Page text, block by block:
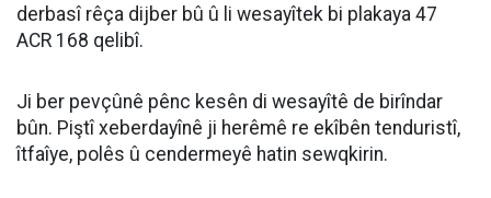
derbasî rêça dijber bû û li wesayîtek bi plakaya 47
ACR 168 qelibî.
Ji ber pevçûnê pênc kesên di wesayîtê de birîndar
bûn. Piştî xeberdayînê ji herêmê re ekîbên tenduristî,
îtfaîye, polês û cendermeyê hatin sewqkirin.